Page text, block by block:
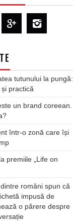
tutunului la pungă:
practică
un brand coreean.
într-o zonă care își
premiile „Life on
români spun că
impusă de
o părere despre